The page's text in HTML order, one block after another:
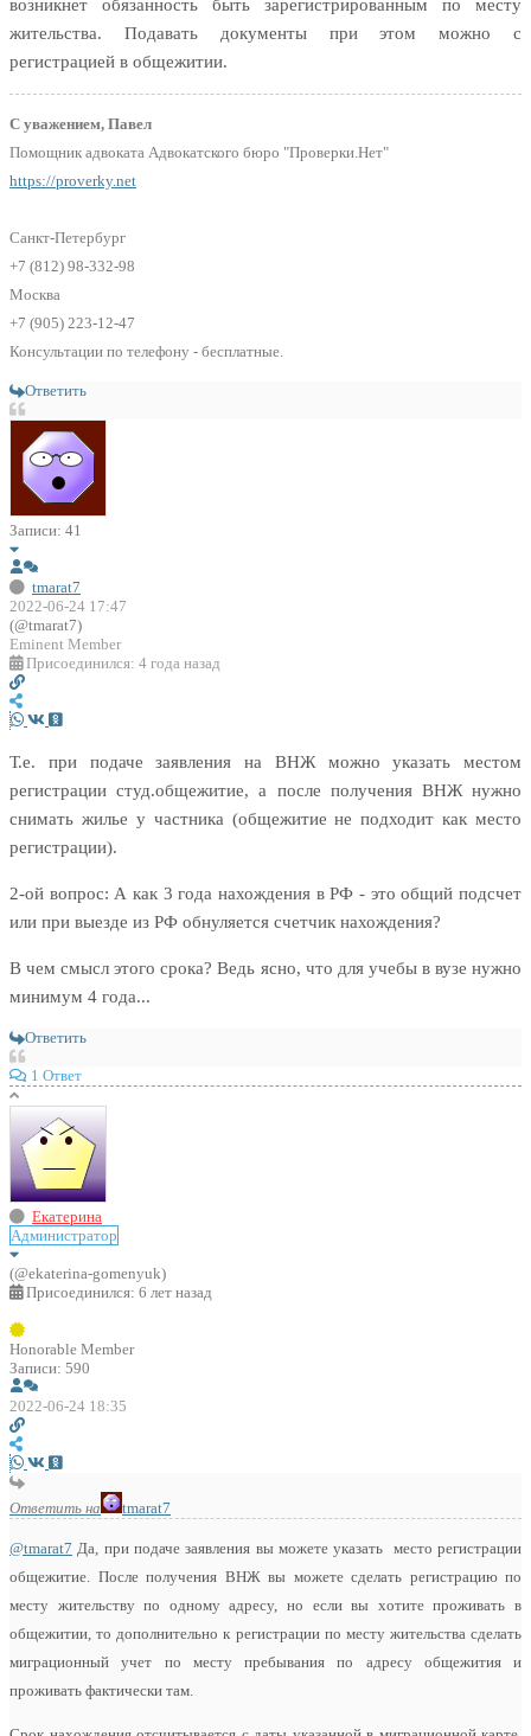
возникнет обязанность быть зарегистрированным по месту
жительства. Подавать документы при этом можно с
регистрацией в общежитии.
С уважением, Павел
Помощник адвоката Адвокатского бюро "Проверки.Нет"
https://proverky.net
Санкт-Петербург
+7 (812) 98-332-98
Москва
+7 (905) 223-12-47
Консультации по телефону - бесплатные.
Ответить
Записи: 41
tmarat7
2022-06-24 17:47
(@tmarat7)
Eminent Member
Присоединился: 4 года назад
Т.е. при подаче заявления на ВНЖ можно указать местом
регистрации студ.общежитие, а после получения ВНЖ нужно
снимать жилье у частника (общежитие не подходит как место
регистрации).
2-ой вопрос: А как 3 года нахождения в РФ - это общий подсчет
или при выезде из РФ обнуляется счетчик нахождения?
В чем смысл этого срока? Ведь ясно, что для учебы в вузе нужно
минимум 4 года...
Ответить
1 Ответ
Екатерина
Администратор
(@ekaterina-gomenyuk)
Присоединился: 6 лет назад
Honorable Member
Записи: 590
2022-06-24 18:35
Ответить на tmarat7
@tmarat7 Да, при подаче заявления вы можете указать место регистрации
общежитие. После получения ВНЖ вы можете сделать регистрацию по
месту жительству по одному адресу, но если вы хотите проживать в
общежитии, то дополнительно к регистрации по месту жительства сделать
миграционный учет по месту пребывания по адресу общежития и
проживать фактически там.